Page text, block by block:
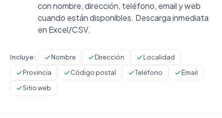
con nombre, dirección, teléfono, email y web
cuando están disponibles. Descarga inmediata
en Excel/CSV.
Incluye: Nombre Dirección
Localidad
Provincia
Código postal Teléfono
Email
Sitio web